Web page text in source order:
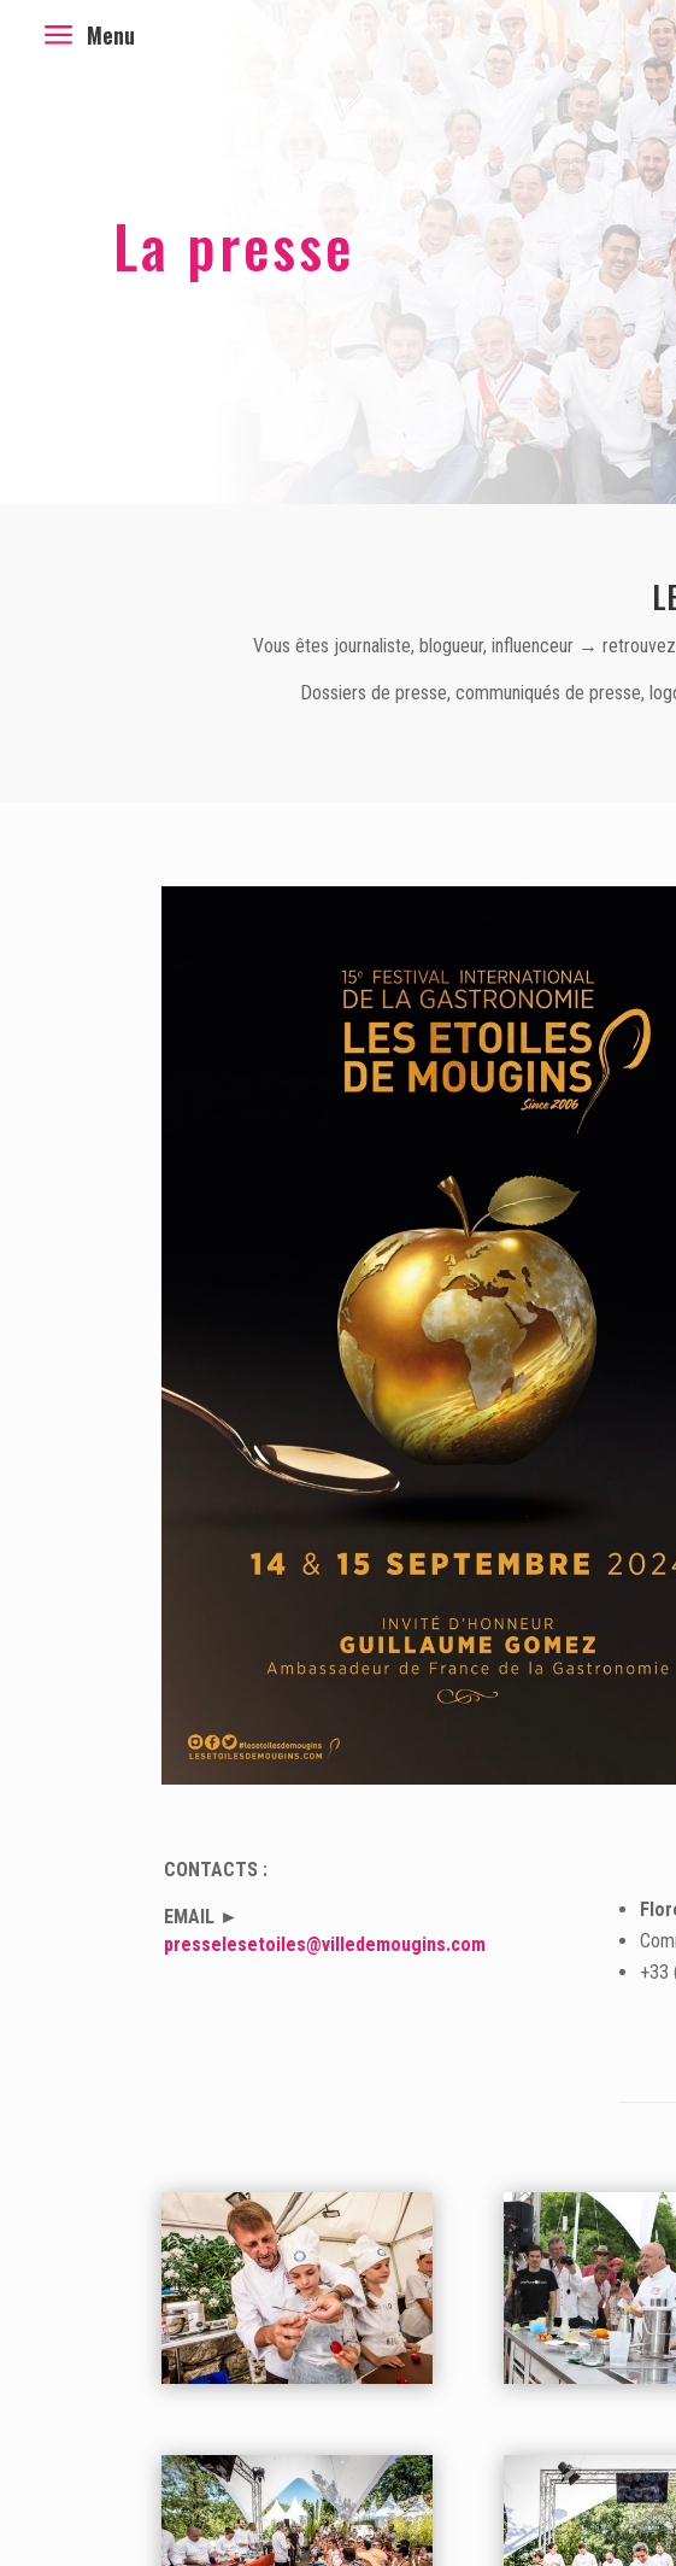
a Menu
La presse
Vous êtes journaliste, blogueur, influenceur →
Dossiers de presse, communiqués de presse,
CONTACTS :
EMAIL ►
presselesetoiles@villedemougins.com
+33